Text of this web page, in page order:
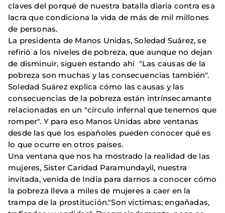
claves del porqué de nuestra batalla diaria contra esa
lacra que condiciona la vida de más de mil millones
de personas.
La presidenta de Manos Unidas, Soledad Suárez, se
refirió a los niveles de pobreza, que aunque no dejan
de disminuir, siguen estando ahí "Las causas de la
pobreza son muchas y las consecuencias también".
Soledad Suárez explica cómo las causas y las
consecuencias de la pobreza están intrínsecamante
relacionadas en un "círculo infernal que tenemos que
romper". Y para eso Manos Unidas abre ventanas
desde las que los españoles pueden conocer qué es
lo que ocurre en otros países.
Una ventana que nos ha mostrado la realidad de las
mujeres, Sister Caridad Paramundayil, nuestra
invitada, venida de India para darnos a conocer cómo
la pobreza lleva a miles de mujeres a caer en la
trampa de la prostitución."Son víctimas; engañadas,